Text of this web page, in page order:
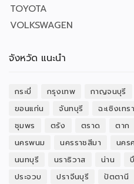
TOYOTA
VOLKSWAGEN
จังหวัด แนะนำ
กระบี่ กรุงเทพ กาญจนบุรี
ขอนแก่น
จันทบุรี ฉะเชิงเทรา
ชุมพร
ตรัง ตราด ตาก
นครพนม
นครราชสีมา นคร
นนทบุรี
นราธิวาส น่าน
ประจวบ
ปราจีนบุรี ปัตตานี